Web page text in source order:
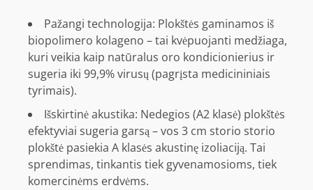
Pažangi technologija: Plokštės gaminamos iš
biopolimero kolageno – tai kvėpuojanti medžiaga,
kuri veikia kaip natūralus oro kondicionierius ir
sugeria iki 99,9% virusų (pagrįsta medicininiais
tyrimais).
Išskirtinė akustika: Nedegios (A2 klasė) plokštės
efektyviai sugeria garsą – vos 3 cm storio storio
plokštė pasiekia A klasės akustinę izoliaciją. Tai
sprendimas, tinkantis tiek gyvenamosioms, tiek
komercinėms erdvėms.